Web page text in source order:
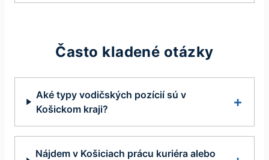
Často kladené otázky
Aké typy vodičských pozícií sú v
Košickom kraji?
Nájdem v Košiciach prácu kuriéra alebo